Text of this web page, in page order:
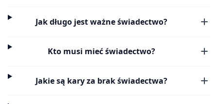
Jak długo jest ważne świadectwo?
Kto musi mieć świadectwo?
Jakie są kary za brak świadectwa?